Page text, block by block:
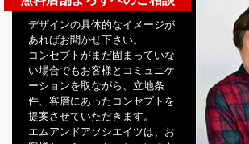
デザインの具体的なイメージが
あればお聞かせ下さい。
コンセプトがまだ固まっていな
い場合でもお客様とコミュニケ
ーションを取ながら、立地条
件、客層にあったコンセプトを
提案させていただきます。
エムアンドアソシエイツは、お